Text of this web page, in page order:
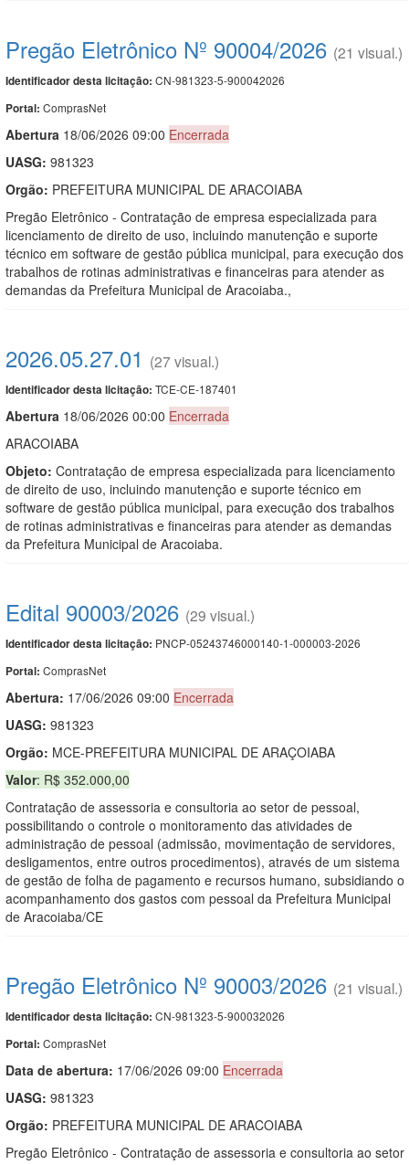
Pregão Eletrônico Nº 90004/2026 (21 visual.)
Identificador desta licitação: CN-981323-5-900042026
Portal: ComprasNet
Abertura 18/06/2026 09:00 Encerrada
UASG: 981323
Orgão: PREFEITURA MUNICIPAL DE ARACOIABA
Pregão Eletrônico - Contratação de empresa especializada para
licenciamento de direito de uso, incluindo manutenção e suporte
técnico em software de gestão pública municipal, para execução dos
trabalhos de rotinas administrativas e financeiras para atender as
demandas da Prefeitura Municipal de Aracoiaba.,
2026.05.27.01 (27 visual.)
Identificador desta licitação: TCE-CE-187401
Abertura 18/06/2026 00:00 Encerrada
ARACOIABA
Objeto: Contratação de empresa especializada para licenciamento
de direito de uso, incluindo manutenção e suporte técnico em
software de gestão pública municipal, para execução dos trabalhos
de rotinas administrativas e financeiras para atender as demandas
da Prefeitura Municipal de Aracoiaba.
Edital 90003/2026 (29 visual.)
Identificador desta licitação: PNCP-05243746000140-1-000003-2026
Portal: ComprasNet
Abertura: 17/06/2026 09:00 Encerrada
UASG: 981323
Orgão: MCE-PREFEITURA MUNICIPAL DE ARAÇOIABA
Valor: R$ 352.000,00
Contratação de assessoria e consultoria ao setor de pessoal,
possibilitando o controle o monitoramento das atividades de
administração de pessoal (admissão, movimentação de servidores,
desligamentos, entre outros procedimentos), através de um sistema
de gestão de folha de pagamento e recursos humano, subsidiando o
acompanhamento dos gastos com pessoal da Prefeitura Municipal
de Aracoiaba/CE
Pregão Eletrônico Nº 90003/2026 (21 visual.)
Identificador desta licitação: CN-981323-5-900032026
Portal: ComprasNet
Data de abertura: 17/06/2026 09:00 Encerrada
UASG: 981323
Orgão: PREFEITURA MUNICIPAL DE ARACOIABA
Pregão Eletrônico - Contratação de assessoria e consultoria ao setor